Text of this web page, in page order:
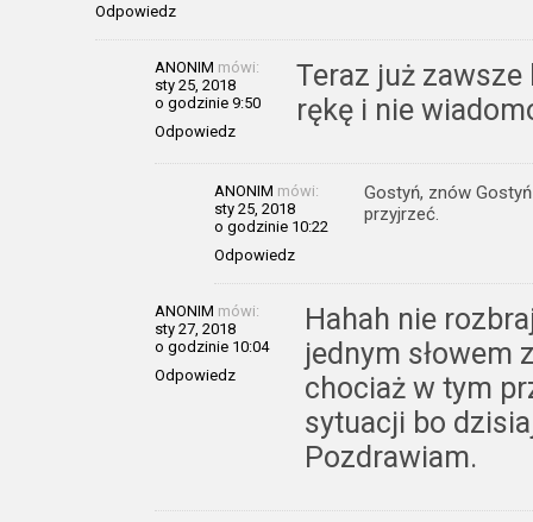
Odpowiedz
ANONIM mówi:
sty 25, 2018
o godzinie 9:50
Odpowiedz
Teraz już zawsze
rękę i nie
ANONIM mówi:
sty 25, 2018
o godzinie 10:22
Odpowiedz
Gostyń, znów
przyjrzeć.
ANONIM mówi:
sty 27, 2018
o godzinie 10:04
Odpowiedz
Hahah nie
jednym słowem
chociaż w tym
sytuacji bo
Pozdrawiam.